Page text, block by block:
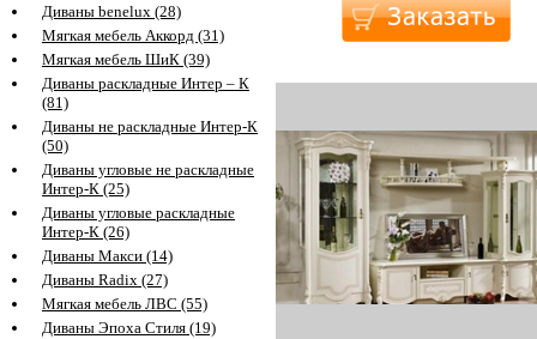
Диваны benelux (28)
Мягкая мебель Аккорд (31)
Мягкая мебель ШиК (39)
Диваны раскладные Интер – К
(81)
Диваны не раскладные Интер-К
(50)
Диваны угловые не раскладные
Интер-К (25)
Диваны угловые раскладные
Интер-К (26)
Диваны Макси (14)
Диваны Radix (27)
Мягкая мебель ЛВС (55)
Диваны Эпоха Стиля (19)